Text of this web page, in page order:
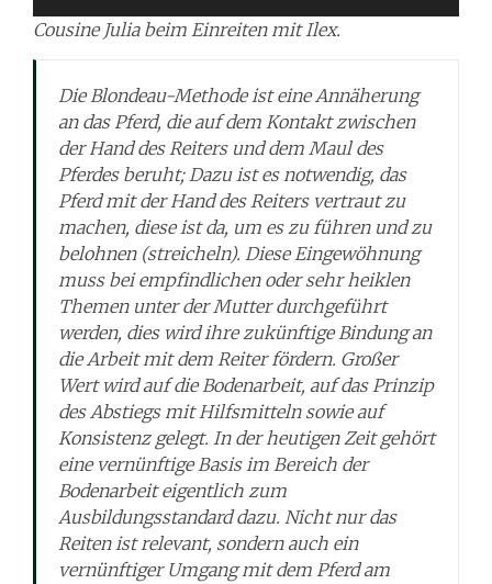
Cousine Julia beim Einreiten mit Ilex.
Die Blondeau-Methode ist eine Annäherung
an das Pferd, die auf dem Kontakt zwischen
der Hand des Reiters und dem Maul des
Pferdes beruht; Dazu ist es notwendig, das
Pferd mit der Hand des Reiters vertraut zu
machen, diese ist da, um es zu führen und zu
belohnen (streicheln). Diese Eingewöhnung
muss bei empfindlichen oder sehr heiklen
Themen unter der Mutter durchgeführt
werden, dies wird ihre zukünftige Bindung an
die Arbeit mit dem Reiter fördern. Großer
Wert wird auf die Bodenarbeit, auf das Prinzip
des Abstiegs mit Hilfsmitteln sowie auf
Konsistenz gelegt. In der heutigen Zeit gehört
eine vernünftige Basis im Bereich der
Bodenarbeit eigentlich zum
Ausbildungsstandard dazu. Nicht nur das
Reiten ist relevant, sondern auch ein
vernünftiger Umgang mit dem Pferd am